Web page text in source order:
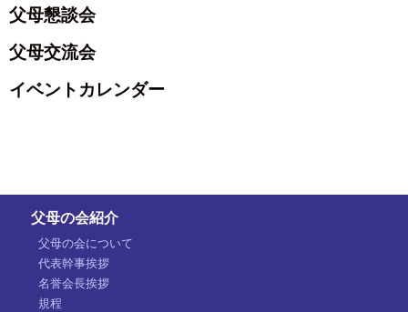
父母懇談会
父母交流会
イベントカレンダー
父母の会紹介
父母の会について
代表幹事挨拶
名誉会長挨拶
規程